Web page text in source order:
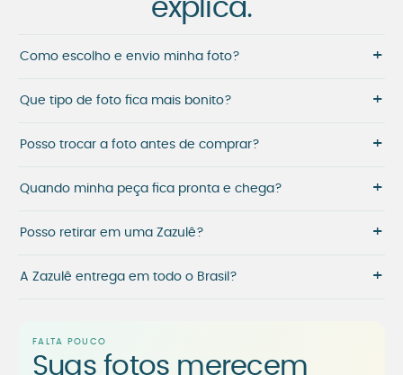
explica.
Como escolho e envio minha foto? +
Que tipo de foto fica mais bonito? +
Posso trocar a foto antes de comprar? +
Quando minha peça fica pronta e chega? +
Posso retirar em uma Zazulê? +
A Zazulê entrega em todo o Brasil? +
FALTA POUCO
Suas fotos merecem